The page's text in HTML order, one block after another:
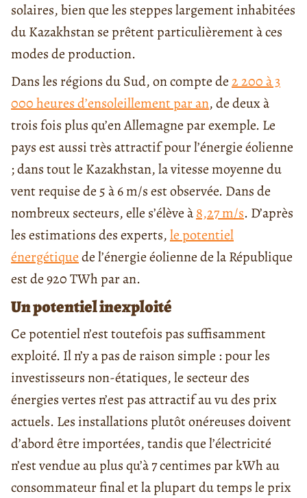
solaires, bien que les steppes largement inhabitées
du Kazakhstan se prêtent particulièrement à ces
modes de production.
Dans les régions du Sud, on compte de2 200 à 3
000 heures d’ensoleillement par an, de deux à
trois fois plus qu’en Allemagne par exemple. Le
pays est aussi très attractif pour l’énergie éolienne
; dans tout le Kazakhstan, la vitesse moyenne du
vent requise de 5 à 6 m/s est observée. Dans de
nombreux secteurs, elle s’élève à8,27 m/s. D’après
les estimations des experts,le potentiel
énergétiquede l’énergie éolienne de la République
est de 920 TWh par an.
Un potentiel inexploité
Ce potentiel n’est toutefois pas suffisamment
exploité. Il n’y a pas de raison simple : pour les
investisseurs non-étatiques, le secteur des
énergies vertes n’est pas attractif au vu des prix
actuels. Les installations plutôt onéreuses doivent
d’abord être importées, tandis que l’électricité
n’est vendue au plus qu’à 7 centimes par kWh au
consommateur final et la plupart du temps le prix